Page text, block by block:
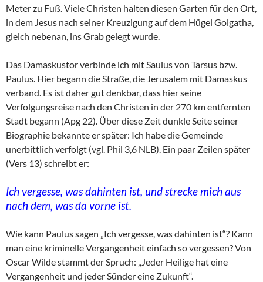
Meter zu Fuß. Viele Christen halten diesen Garten für den Ort,
in dem Jesus nach seiner Kreuzigung auf dem Hügel Golgatha,
gleich nebenan, ins Grab gelegt wurde.
Das Damaskustor verbinde ich mit Saulus von Tarsus bzw.
Paulus. Hier begann die Straße, die Jerusalem mit Damaskus
verband. Es ist daher gut denkbar, dass hier seine
Verfolgungsreise nach den Christen in der 270 km entfernten
Stadt begann (Apg 22). Über diese Zeit dunkle Seite seiner
Biographie bekannte er später: Ich habe die Gemeinde
unerbittlich verfolgt (vgl. Phil 3,6 NLB). Ein paar Zeilen später
(Vers 13) schreibt er:
Ich vergesse, was dahinten ist, und strecke mich aus
nach dem, was da vorne ist.
Wie kann Paulus sagen „Ich vergesse, was dahinten ist“? Kann
man eine kriminelle Vergangenheit einfach so vergessen? Von
Oscar Wilde stammt der Spruch: „Jeder Heilige hat eine
Vergangenheit und jeder Sünder eine Zukunft“.